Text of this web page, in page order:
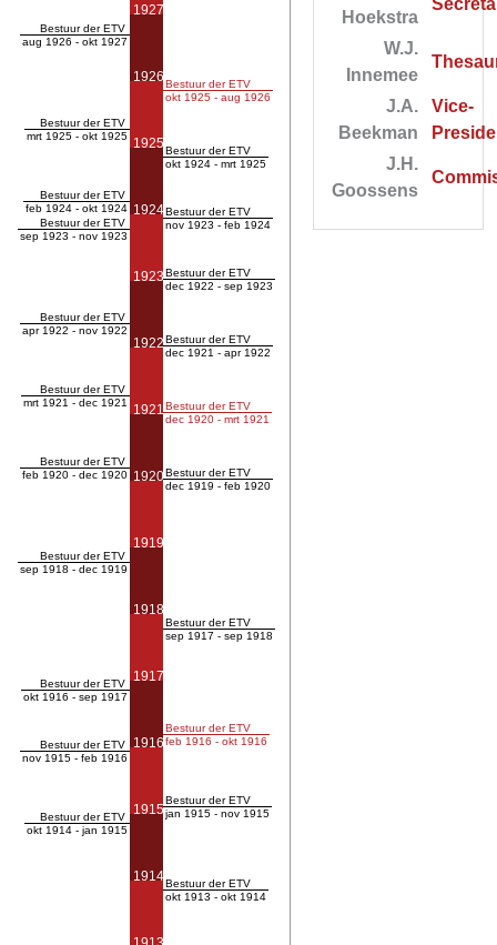
Hoekstra
W.J.
Innemee
J.A.
Beekman
Vice-
J.H.
Goossens
Bestuur der ETV
aug 1926 - okt 1927
Bestuur der ETV
mrt 1925 - okt 1925
Bestuur der ETV
feb 1924 - okt 1924
Bestuur der ETV
sep 1923 - nov 1923
Bestuur der ETV
apr 1922 - nov 1922
Bestuur der ETV
mrt 1921 - dec 1921
Bestuur der ETV
feb 1920 - dec 1920
Bestuur der ETV
sep 1918 - dec 1919
Bestuur der ETV
okt 1916 - sep 1917
Bestuur der ETV
nov 1915 - feb 1916
Bestuur der ETV
okt 1914 - jan 1915
1927
1926
1925
1924
1923
1922
1921
1920
1919
1918
1917
1916
1915
1914
Bestuur der ETV
okt 1925 - aug 1926
Bestuur der ETV
okt 1924 - mrt 1925
Bestuur der ETV
nov 1923 - feb 1924
Bestuur der ETV
dec 1922 - sep 1923
Bestuur der ETV
dec 1921 - apr 1922
Bestuur der ETV
dec 1920 - mrt 1921
Bestuur der ETV
dec 1919 - feb 1920
Bestuur der ETV
sep 1917 - sep 1918
Bestuur der ETV
feb 1916 - okt 1916
Bestuur der ETV
jan 1915 - nov 1915
Bestuur der ETV
okt 1913 - okt 1914